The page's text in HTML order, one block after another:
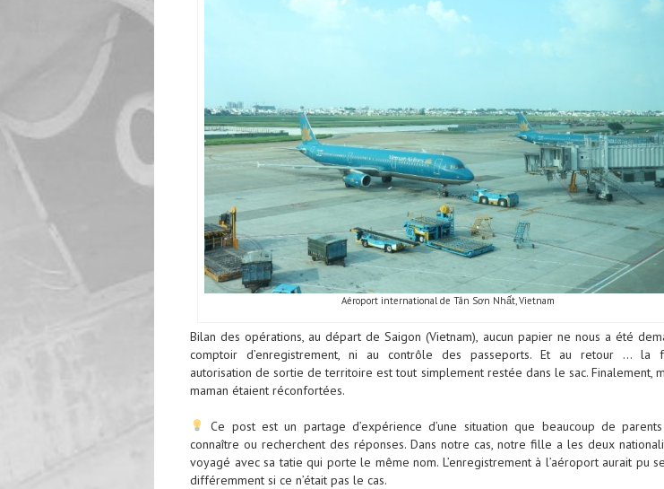
Aéroport international de Tân Sơn Nhất, Vietnam
Bilan des opérations, au départ de Saigon (Vietnam), aucun papier ne nous a été
comptoir d’enregistrement, ni au contrôle des passeports. Et au retour … la
autorisation de sortie de territoire est tout simplement restée dans le sac. Finalement,
maman étaient réconfortées.
Ce post est un partage d’expérience d’une situation que beaucoup de
connaître ou recherchent des réponses. Dans notre cas, notre fille a les deux
voyagé avec sa tatie qui porte le même nom. L’enregistrement à l’aéroport aurait pu
différemment si ce n’était pas le cas.